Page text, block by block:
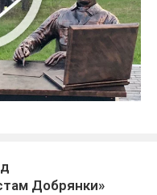
Добрянки»